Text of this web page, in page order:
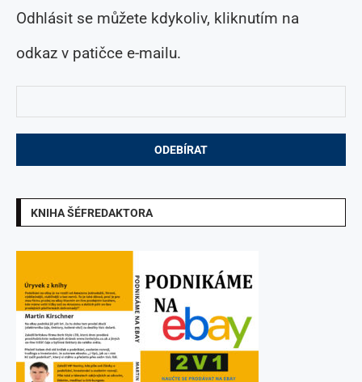
Odhlásit se můžete kdykoliv, kliknutím na
odkaz v patičce e-mailu.
KNIHA ŠÉFREDAKTORA